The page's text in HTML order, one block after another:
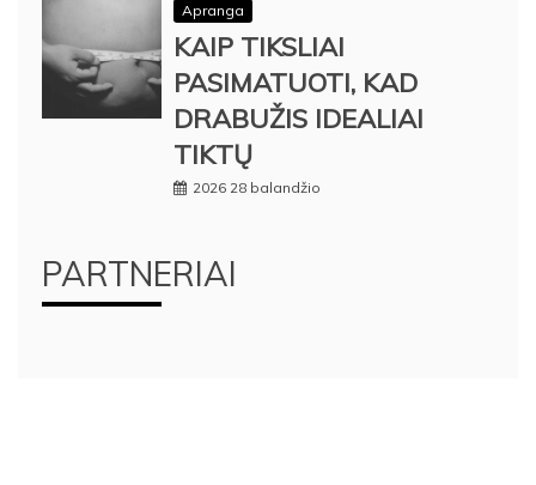
Apranga
KAIP TIKSLIAI
PASIMATUOTI, KAD
DRABUŽIS IDEALIAI
TIKTŲ
2026 28 balandžio
PARTNERIAI